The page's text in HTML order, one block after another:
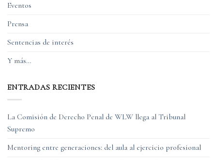
Eventos
Prensa
Sentencias de interés
Y más…
ENTRADAS RECIENTES
La Comisión de Derecho Penal de WLW llega al Tribunal
Supremo
Mentoring entre generaciones: del aula al ejercicio profesional